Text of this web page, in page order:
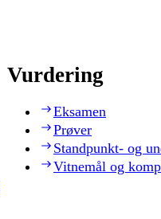
Vurdering
Eksamen
Prøver
Standpunkt- og
Vitnemål og